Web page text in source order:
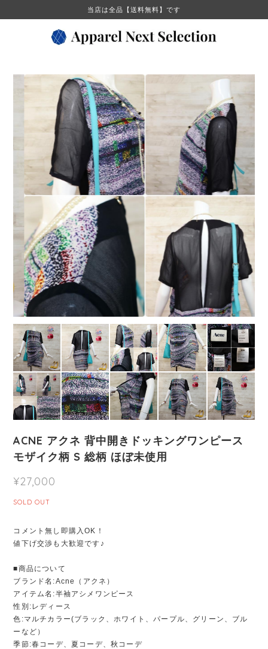
当店は全品【送料無料】です
ACNE アクネ 背中開きドッキングワンピース
モザイク柄 S 総柄 ほぼ未使用
¥27,000
SOLD OUT
コメント無し即購入OK！
値下げ交渉も大歓迎です♪
■商品について
ブランド名:Acne（アクネ）
アイテム名:半袖アシメワンピース
性別:レディース
色:マルチカラー(ブラック、ホワイト、パープル、グリーン、ブル
ーなど）
季節:春コーデ、夏コーデ、秋コーデ